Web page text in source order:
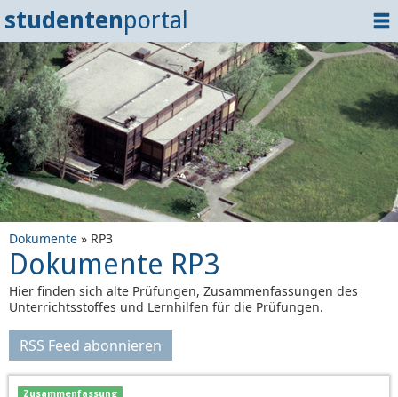
studentenportal
Home
Dokumente
Events
? Tipps
Login
Dokumente » RP3
Dokumente RP3
Hier finden sich alte Prüfungen, Zusammenfassungen des
Unterrichtsstoffes und Lernhilfen für die Prüfungen.
RSS Feed abonnieren
Zusammenfassung